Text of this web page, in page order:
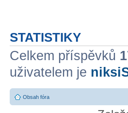
STATISTIKY
Celkem příspěvků
uživatelem je
Obsah fóra